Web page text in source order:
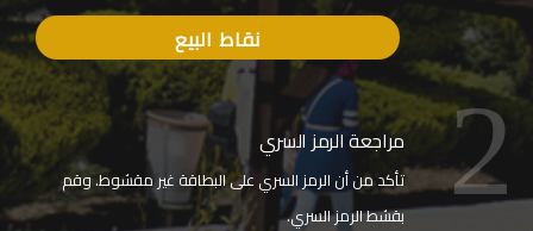
نقاط البيع
2 مراجعة الرمز السري
تأكد من أن الرمز السري على البطاقة غير مقشوط. وقم
بقشط الرمز السري.